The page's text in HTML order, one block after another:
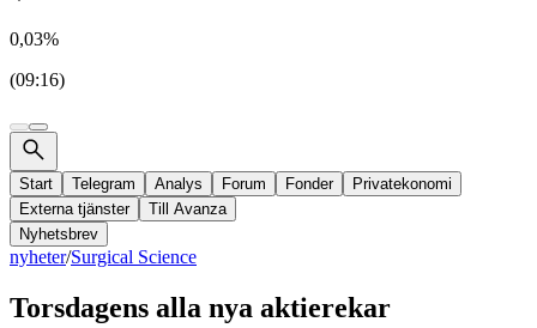
0,03%
(09:16)
Start Telegram Analys Forum Fonder
Privatekonomi
Externa tjänster
Till Avanza
Nyhetsbrev
nyheter/Surgical Science
Torsdagens alla nya aktierekar